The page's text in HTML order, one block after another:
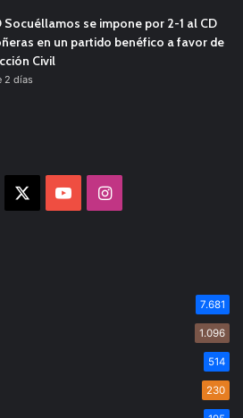
Socuéllamos se impone por 2-1 al CD
en un partido benéfico a favor de
Civil
2 días
YouTubeInstagram
7.681
1.096
514
230